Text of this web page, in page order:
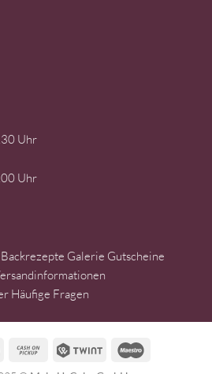
Uhr
Uhr
Backrezepte Galerie Gutscheine
Häufige Fragen
Visa
Cash
Twint